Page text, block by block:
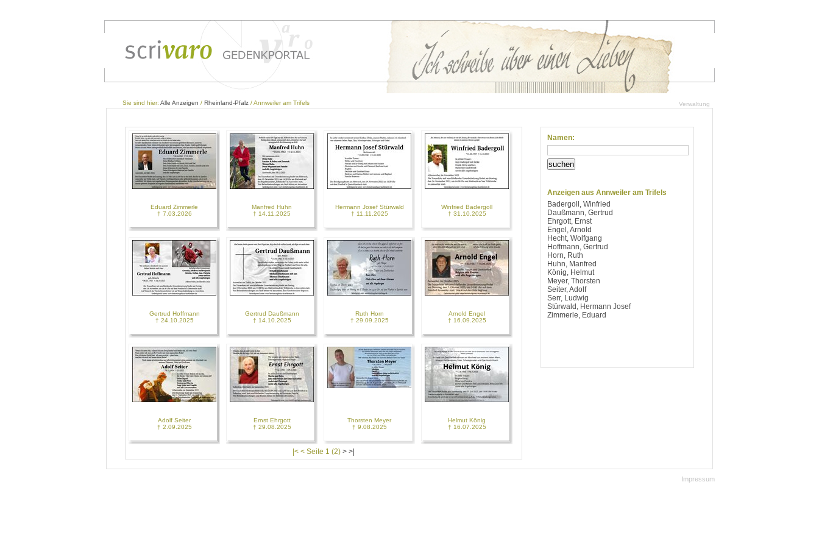
Verwaltung
Sie sind hier: Alle Anzeigen / Rheinland-Pfalz / Annweiler am Trifels
Eduard Zimmerle
† 7.03.2026
Manfred Huhn
† 14.11.2025
Hermann Josef Stürwald
† 11.11.2025
Winfried Badergoll
† 31.10.2025
Gertrud Hoffmann
† 24.10.2025
Gertrud Daußmann
† 14.10.2025
Ruth Horn
† 29.09.2025
Arnold Engel
† 16.09.2025
Adolf Seiter
† 2.09.2025
Ernst Ehrgott
† 29.08.2025
Thorsten Meyer
† 9.08.2025
Helmut König
† 16.07.2025
|< < Seite 1 (2) > >|
Namen:
suchen
Anzeigen aus Annweiler am Trifels
Badergoll, Winfried
Daußmann, Gertrud
Ehrgott, Ernst
Engel, Arnold
Hecht, Wolfgang
Hoffmann, Gertrud
Horn, Ruth
Huhn, Manfred
König, Helmut
Meyer, Thorsten
Seiter, Adolf
Serr, Ludwig
Stürwald, Hermann Josef
Zimmerle, Eduard
Impressum